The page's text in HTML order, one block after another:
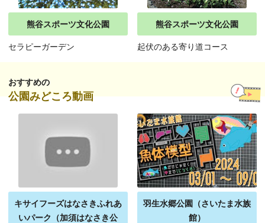
熊谷スポーツ文化公園
セラピーガーデン
熊谷スポーツ文化公園
起伏のある寄り道コース
おすすめの
公園みどころ動画
キサイフーズはなさきふれあ
いパーク（加須はなさき公
羽生水郷公園（さいたま水族
館）